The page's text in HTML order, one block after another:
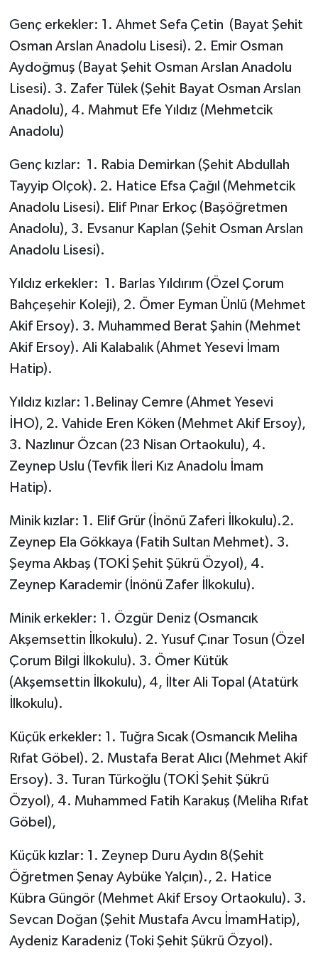
Genç erkekler: 1. Ahmet Sefa Çetin (Bayat Şehit
Osman Arslan Anadolu Lisesi). 2. Emir Osman
Aydoğmuş (Bayat Şehit Osman Arslan Anadolu
Lisesi). 3. Zafer Tülek (Şehit Bayat Osman Arslan
Anadolu), 4. Mahmut Efe Yıldız (Mehmetcik
Anadolu)
Genç kızlar: 1. Rabia Demirkan (Şehit Abdullah
Tayyip Olçok). 2. Hatice Efsa Çağıl (Mehmetcik
Anadolu Lisesi). Elif Pınar Erkoç (Başöğretmen
Anadolu), 3. Evsanur Kaplan (Şehit Osman Arslan
Anadolu Lisesi).
Yıldız erkekler: 1. Barlas Yıldırım (Özel Çorum
Bahçeşehir Koleji), 2. Ömer Eyman Ünlü (Mehmet
Akif Ersoy). 3. Muhammed Berat Şahin (Mehmet
Akif Ersoy). Ali Kalabalık (Ahmet Yesevi İmam
Hatip).
Yıldız kızlar: 1.Belinay Cemre (Ahmet Yesevi
İHO), 2. Vahide Eren Köken (Mehmet Akif Ersoy),
3. Nazlınur Özcan (23 Nisan Ortaokulu), 4.
Zeynep Uslu (Tevfik İleri Kız Anadolu İmam
Hatip).
Minik kızlar: 1. Elif Grür (İnönü Zaferi İlkokulu).2.
Zeynep Ela Gökkaya (Fatih Sultan Mehmet). 3.
Şeyma Akbaş (TOKİ Şehit Şükrü Özyol), 4.
Zeynep Karademir (İnönü Zafer İlkokulu).
Minik erkekler: 1. Özgür Deniz (Osmancık
Akşemsettin İlkokulu). 2. Yusuf Çınar Tosun (Özel
Çorum Bilgi İlkokulu). 3. Ömer Kütük
(Akşemsettin İlkokulu), 4, İlter Ali Topal (Atatürk
İlkokulu).
Küçük erkekler: 1. Tuğra Sıcak (Osmancık Meliha
Rıfat Göbel). 2. Mustafa Berat Alıcı (Mehmet Akif
Ersoy). 3. Turan Türkoğlu (TOKİ Şehit Şükrü
Özyol), 4. Muhammed Fatih Karakuş (Meliha Rıfat
Göbel),
Küçük kızlar: 1. Zeynep Duru Aydın 8(Şehit
Öğretmen Şenay Aybüke Yalçın)., 2. Hatice
Kübra Güngör (Mehmet Akif Ersoy Ortaokulu). 3.
Sevcan Doğan (Şehit Mustafa Avcu İmamHatip),
Aydeniz Karadeniz (Toki Şehit Şükrü Özyol).